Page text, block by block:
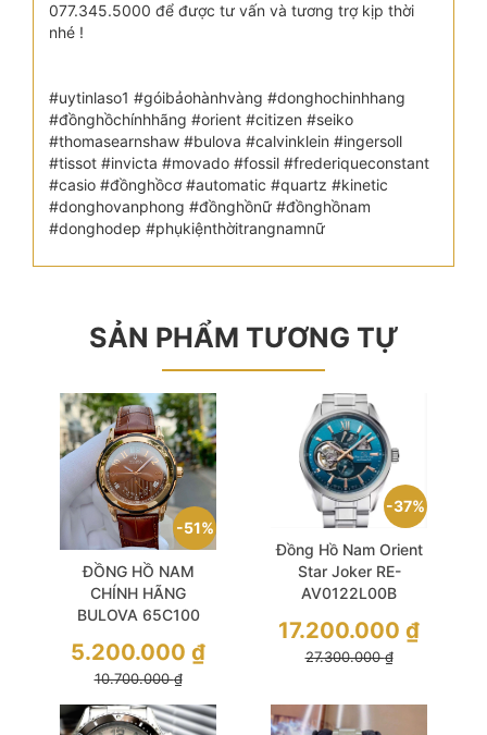
077.345.5000 để được tư vấn và tương trợ kịp thời
nhé !
#uytinlaso1 #góibảohànhvàng #donghochinhhang
#đồnghồchínhhãng #orient #citizen #seiko
#thomasearnshaw #bulova #calvinklein #ingersoll
#tissot #invicta #movado #fossil #frederiqueconstant
#casio #đồnghồcơ #automatic #quartz #kinetic
#donghovanphong #đồnghồnữ #đồnghồnam
#donghodep #phụkiệnthờitrangnamnữ
SẢN PHẨM TƯƠNG TỰ
51%
ĐỒNG HỒ NAM
CHÍNH HÃNG
BULOVA 65C100
Exeter Size 43 Màu
Nâu Chocolate Tinh
Tế
10.700.000₫
5.200.000 ₫
37%
Đồng Hồ Nam Orient
Star Joker RE-
AV0122L00B
Blue Sapphire Limited
Edition Like New
27.300.000₫
17.200.000 ₫